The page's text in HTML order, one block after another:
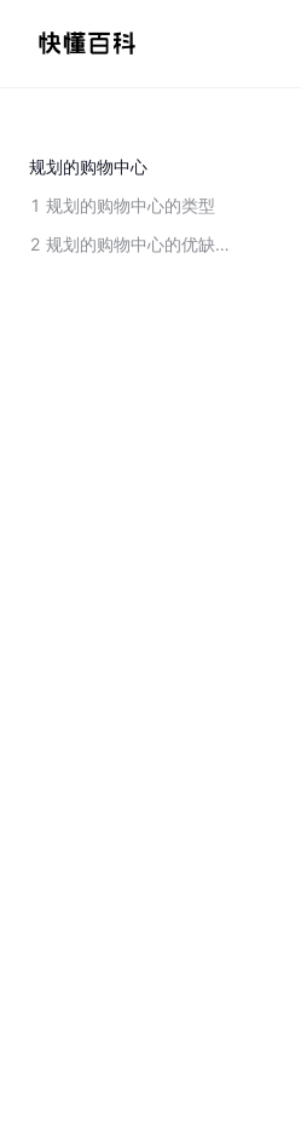
规划的购物中心
1 规划的购物中心的类型
2
规划的购物中心的优缺点